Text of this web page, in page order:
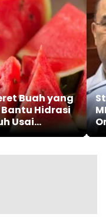
Buah yang
Bantu Hidrasi
Usai
di